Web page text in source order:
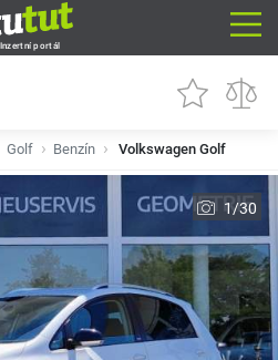
Inzertní portál
Golf Benzín Volkswagen Golf
1/30